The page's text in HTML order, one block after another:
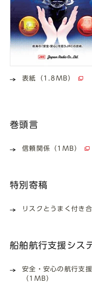
表紙（1.8MB）
巻頭言
信頼関係（1MB）
特別寄稿
リスクとうまく付き
船舶航行支援シス
安全・安心の航行支
（1MB）